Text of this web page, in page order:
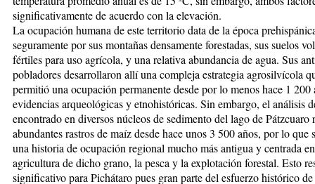
significativamente de acuerdo con la elevación.
La ocupación humana de este territorio data de la época
seguramente por sus montañas densamente forestadas, sus suelos
fértiles para uso agrícola, y una relativa abundancia de agua. Sus
pobladores desarrollaron allí una compleja estrategia agrosilvícola
permitió una ocupación permanente desde por lo menos hace 1 200
evidencias arqueológicas y etnohistóricas. Sin embargo, el análisis
encontrado en diversos núcleos de sedimento del lago de Pátzcuaro
abundantes rastros de maíz desde hace unos 3 500 años, por lo que
una historia de ocupación regional mucho más antigua y centrada
agricultura de dicho grano, la pesca y la explotación forestal. Esto
significativo para Pichátaro pues gran parte del esfuerzo histórico de